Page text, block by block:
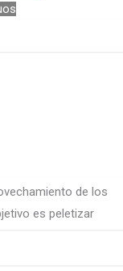
de los
es peletizar